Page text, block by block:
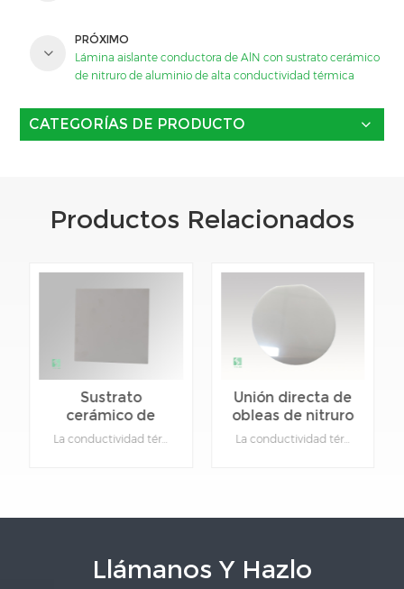
PRÓXIMO
Lámina aislante conductora de AlN con sustrato cerámico
de nitruro de aluminio de alta conductividad térmica
CATEGORÍAS DE PRODUCTO
Productos Relacionados
Sustrato
cerámico de
nitruro de
La conductividad térmica del nitruro de aluminio es hasta siete veces mayor que la de las cerámicas de alúmina más utilizadas, mientras que la baja constante dieléctrica proporciona excelentes propiedades eléctricas que rivalizan con las de la alúmina, una expansión térmica similar a la del silicio, alta resistencia, baja densidad y no toxicidad.Detalles del producto:Material: Nitruro de aluminio.Función: Disipación de calor y aislamiento cerámico.Tipo: Cerámica.Color:gris.Se puede personalizar: Sí, proporcione dibujos de productos específicos.
Unión directa de
obleas de nitruro
de aluminio
La conductividad térmica del nitruro de aluminio es hasta siete veces mayor que la de las cerámicas de alúmina más utilizadas, mientras que la baja constante dieléctrica proporciona excelentes propiedades eléctricas que rivalizan con las de la alúmina, una expansión térmica similar a la del silicio, alta resistencia, baja densidad y no toxicidad.Detalles del producto:Material: Nitruro de aluminio.Función: Disipación de calor y aislamiento cerámico.Tipo: Cerámica.Color:gris.Se puede personalizar: Sí, proporcione dibujos de productos específicos.
Llámanos Y Hazlo